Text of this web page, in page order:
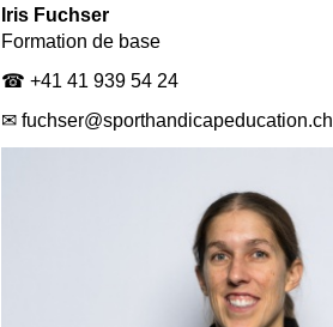
Iris Fuchser
Formation de base
☎ +41 41 939 54 24
✉ fuchser@sporthandicapeducation.ch